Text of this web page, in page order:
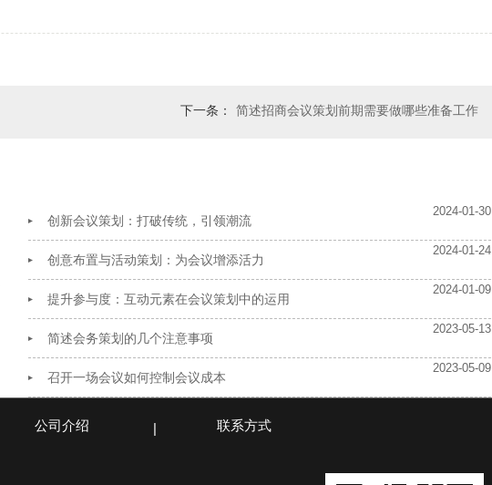
下一条： 简述招商会议策划前期需要做哪些准备工作
2024-01-30
创新会议策划：打破传统，引领潮流
2024-01-24
创意布置与活动策划：为会议增添活力
2024-01-09
提升参与度：互动元素在会议策划中的运用
2023-05-13
简述会务策划的几个注意事项
2023-05-09
召开一场会议如何控制会议成本
公司介绍 联系方式